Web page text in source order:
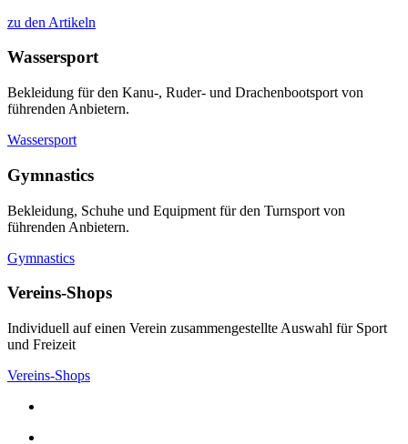
zu den Artikeln
Wassersport
Bekleidung für den Kanu-, Ruder- und Drachenbootsport von
führenden Anbietern.
Wassersport
Gymnastics
Bekleidung, Schuhe und Equipment für den Turnsport von
führenden Anbietern.
Gymnastics
Vereins-Shops
Individuell auf einen Verein zusammengestellte Auswahl für Sport
und Freizeit
Vereins-Shops